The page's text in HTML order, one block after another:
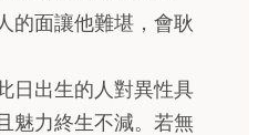
的面讓他難堪，會耿
日出生的人對異性具
魅力終生不減。若無